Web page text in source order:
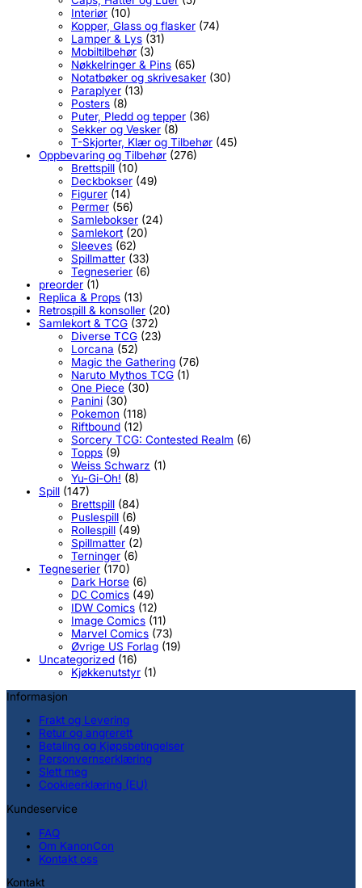
Interiør (10)
Kopper, Glass og flasker (74)
Lamper & Lys (31)
Mobiltilbehør (3)
Nøkkelringer & Pins (65)
Notatbøker og skrivesaker (30)
Paraplyer (13)
Posters (8)
Puter, Pledd og tepper (36)
Sekker og Vesker (8)
T-Skjorter, Klær og Tilbehør (45)
Oppbevaring og Tilbehør (276)
Brettspill (10)
Deckbokser (49)
Figurer (14)
Permer (56)
Samlebokser (24)
Samlekort (20)
Sleeves (62)
Spillmatter (33)
Tegneserier (6)
preorder (1)
Replica & Props (13)
Retrospill & konsoller (20)
Samlekort & TCG (372)
Diverse TCG (23)
Lorcana (52)
Magic the Gathering (76)
Naruto Mythos TCG (1)
One Piece (30)
Panini (30)
Pokemon (118)
Riftbound (12)
Sorcery TCG: Contested Realm (6)
Topps (9)
Weiss Schwarz (1)
Yu-Gi-Oh! (8)
Spill (147)
Brettspill (84)
Puslespill (6)
Rollespill (49)
Spillmatter (2)
Terninger (6)
Tegneserier (170)
Dark Horse (6)
DC Comics (49)
IDW Comics (12)
Image Comics (11)
Marvel Comics (73)
Øvrige US Forlag (19)
Uncategorized (16)
Kjøkkenutstyr (1)
Informasjon
Frakt og Levering
Retur og angrerett
Betaling og Kjøpsbetingelser
Personvernserklæring
Slett meg
Cookieerklæring (EU)
Kundeservice
FAQ
Om KanonCon
Kontakt oss
Kontakt